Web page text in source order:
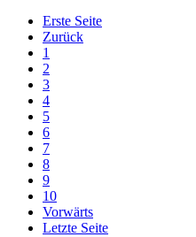
Erste Seite
Zurück
1
2
3
4
5
6
7
8
9
10
Vorwärts
Letzte Seite